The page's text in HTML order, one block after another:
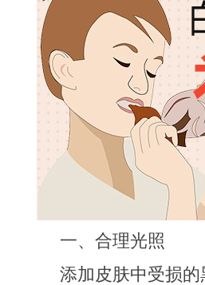
一、合理光照
添加皮肤中受损的